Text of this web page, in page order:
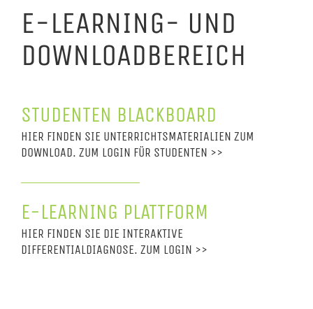
E-LEARNING- UND
DOWNLOADBEREICH
STUDENTEN BLACKBOARD
HIER FINDEN SIE UNTERRICHTSMATERIALIEN ZUM
DOWNLOAD. ZUM LOGIN FÜR STUDENTEN >>
E-LEARNING PLATTFORM
HIER FINDEN SIE DIE INTERAKTIVE
DIFFERENTIALDIAGNOSE. ZUM LOGIN >>